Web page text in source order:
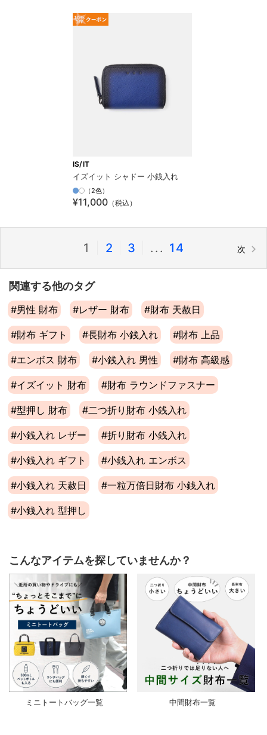
IS/IT
イズイット シャドー 小銭入れ
（2色）
¥11,000（税込）
1 2 3 ... 14 次
関連する他のタグ
#男性 財布 #レザー 財布 #財布 天赦日
#財布 ギフト #長財布 小銭入れ #財布 上品
#エンボス 財布 #小銭入れ 男性 #財布 高級感
#イズイット 財布 #財布 ラウンドファスナー
#型押し 財布 #二つ折り財布 小銭入れ
#小銭入れ レザー #折り財布 小銭入れ
#小銭入れ ギフト #小銭入れ エンボス
#小銭入れ 天赦日 #一粒万倍日財布 小銭入れ
#小銭入れ 型押し
こんなアイテムを探していませんか？
ミニトートバッグ一覧 中間財布一覧